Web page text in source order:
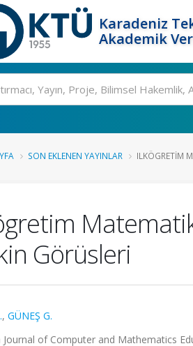
Karadeniz
Akademik
SON EKLENEN YAYINLAR ILKÖGRETIM
Görüsleri
, GÜNEŞ G.
Journal of Computer and Mathematics